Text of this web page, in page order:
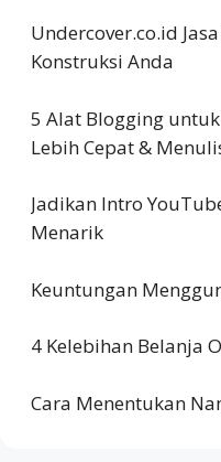
Undercover.co.id
Konstruksi Anda
5 Alat Blogging
Lebih Cepat &
Jadikan Intro
Menarik
Keuntungan
4 Kelebihan Belanja
Cara Menentukan